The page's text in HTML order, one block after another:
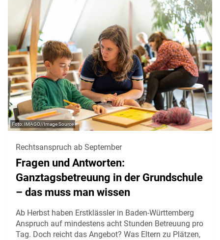
IMAGO//Image Source
Rechtsanspruch ab September
Fragen und Antworten:
Ganztagsbetreuung in der Grundschule
– das muss man wissen
Ab Herbst haben Erstklässler in Baden-Württemberg
Anspruch auf mindestens acht Stunden Betreuung pro
Tag. Doch reicht das Angebot? Was Eltern zu Plätzen,